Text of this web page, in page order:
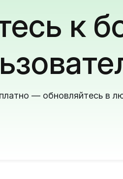
к
— обновляйтесь в